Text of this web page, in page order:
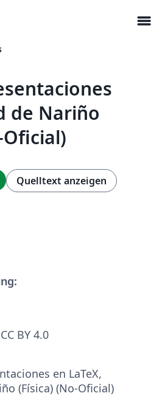
menu
de Nariño
Oficial)
Quelltext anzeigen
BY 4.0
en LaTeX,
(Física) (No-Oficial)